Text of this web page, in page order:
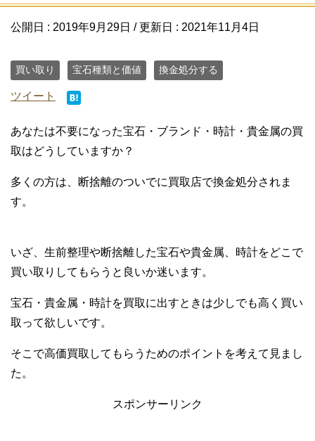
公開日 : 2019年9月29日 / 更新日 : 2021年11月4日
買い取り 宝石種類と価値 換金処分する
ツイート
あなたは不要になった宝石・ブランド・時計・貴金属の買
取はどうしていますか？
多くの方は、断捨離のついでに買取店で換金処分されま
す。
いざ、生前整理や断捨離した宝石や貴金属、時計をどこで
買い取りしてもらうと良いか迷います。
宝石・貴金属・時計を買取に出すときは少しでも高く買い
取って欲しいです。
そこで高価買取してもらうためのポイントを考えて見まし
た。
スポンサーリンク